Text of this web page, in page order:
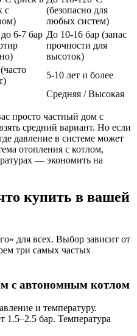
с
(безопасно для
любых систем)
6-7 бар До 10-16 бар (запас
прочности для
высоток)
5-10 лет и более
Средняя / Высокая
просто частный дом с
средний вариант. Но если
давление в системе может
отопления с котлом,
— экономить на
купить в вашей
для всех. Выбор зависит от
три самых частых
с автономным котлом
и температуру.
бар. Температура